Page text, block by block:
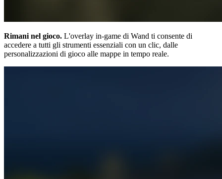
Rimani nel gioco. L'overlay in-game di Wand ti consente di
accedere a tutti gli strumenti essenziali con un clic, dalle
personalizzazioni di gioco alle mappe in tempo reale.